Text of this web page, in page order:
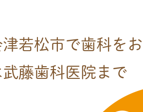
若松市で歯科をお
藤歯科医院まで